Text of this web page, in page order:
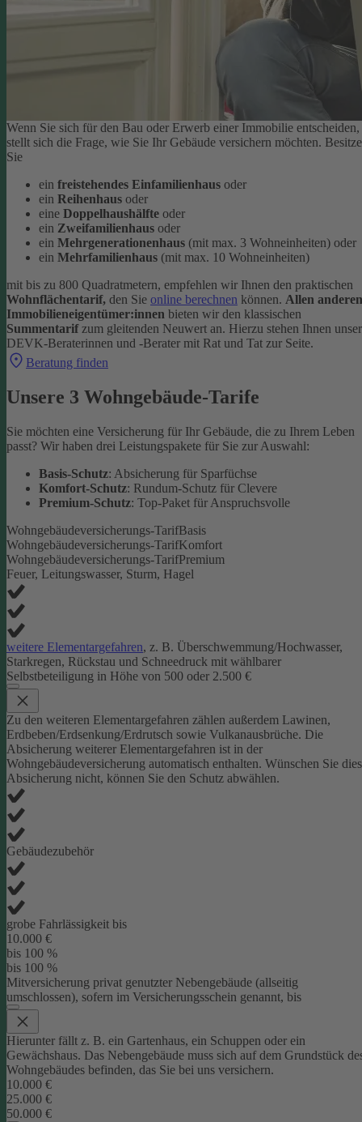
Wenn Sie sich für den Bau oder Erwerb einer Immobilie entscheiden,
stellt sich die Frage, wie Sie Ihr Gebäude versichern möchten.
Sie
ein freistehendes Einfamilienhaus oder
ein Reihenhaus oder
eine Doppelhaushälfte oder
ein Zweifamilienhaus oder
ein Mehrgenerationenhaus (mit max. 3 Wohneinheiten) oder
ein Mehrfamilienhaus (mit max. 10 Wohneinheiten)
mit bis zu 800 Quadratmetern, empfehlen wir Ihnen den praktischen
Wohnflächentarif, den Sie online berechnen können. Allen anderen
Immobilieneigentümer:innen bieten wir den klassischen
Summentarif zum gleitenden Neuwert an. Hierzu stehen Ihnen
DEVK-Beraterinnen und -Berater mit Rat und Tat zur Seite.
Beratung finden
Unsere 3 Wohngebäude-Tarife
Sie möchten eine Versicherung für Ihr Gebäude, die zu Ihrem Leben
passt? Wir haben drei Leistungspakete für Sie zur Auswahl:
Basis-Schutz: Absicherung für Sparfüchse
Komfort-Schutz: Rundum-Schutz für Clevere
Premium-Schutz: Top-Paket für Anspruchsvolle
Wohngebäudeversicherungs-TarifBasis
Wohngebäudeversicherungs-TarifKomfort
Wohngebäudeversicherungs-TarifPremium
Feuer, Leitungswasser, Sturm, Hagel
weitere Elementargefahren, z. B. Überschwemmung/Hochwasser,
Starkregen, Rückstau und Schneedruck mit wählbarer
Selbstbeteiligung in Höhe von 500 oder 2.500 €
Zu den weiteren Elementargefahren zählen außerdem Lawinen,
Erdbeben/Erdsenkung/Erdrutsch sowie Vulkanausbrüche. Die
Absicherung weiterer Elementargefahren ist in der
Wohngebäudeversicherung automatisch enthalten. Wünschen Sie
Absicherung nicht, können Sie den Schutz abwählen.
Gebäudezubehör
grobe Fahrlässigkeit bis
10.000 €
bis 100 %
bis 100 %
Mitversicherung privat genutzter Nebengebäude (allseitig
umschlossen), sofern im Versicherungsschein genannt, bis
Hierunter fällt z. B. ein Gartenhaus, ein Schuppen oder ein
Gewächshaus. Das Nebengebäude muss sich auf dem Grundstück
Wohngebäudes befinden, das Sie bei uns versichern.
10.000 €
25.000 €
50.000 €